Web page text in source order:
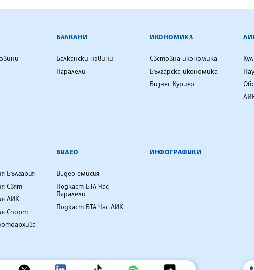
АГЕНЦИЯ
БАЛКАНИ
Балкански новини
Паралели
ИКОНОМИКА
Световна икономика
Българска икономика
Бизнес Куриер
България
Свят
ЛИК
Спорт
ВИДЕО
Видео емисия
Подкаст БТА Час
Паралели
Подкаст БТА Час ЛИК
ИНФОГРАФИКИ